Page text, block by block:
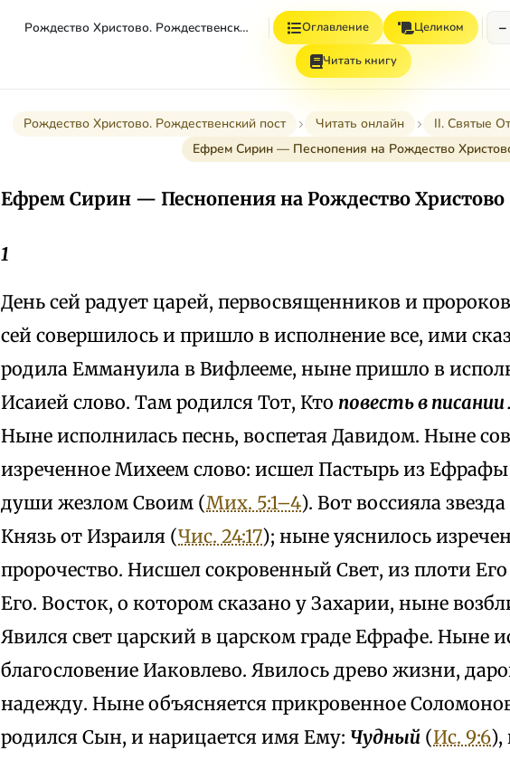
Рождество Христово. Рождественский Пост Оглавление Целиком −
Читать книгу
Рождество Христово. Рождественский пост Читать онлайн
II. Святые
Ефрем Сирин — Песнопения на Рождество
Ефрем Сирин — Песнопения на Рождество Христово
1
День сей радует царей, первосвященников и
сей совершилось и пришло в исполнение все, ими
родила Еммануила в Вифлееме, ныне пришло в
Исаией слово. Там родился Тот, Кто повесть в
Ныне исполнилась песнь, воспетая Давидом. Ныне
изреченное Михеем слово: исшел Пастырь из
души жезлом Своим (Мих. 5:1–4). Вот воссияла
Князь от Израиля (Чис. 24:17); ныне уяснилось
пророчество. Нисшел сокровенный Свет, из плоти Его
Его. Восток, о котором сказано у Захарии, ныне
Явился свет царский в царском граде Ефрафе. Ныне
благословение Иаковлево. Явилось древо жизни,
надежду. Ныне объясняется прикровенное
родился Сын, и нарицается имя Ему: Чудный (Ис. 9:6),